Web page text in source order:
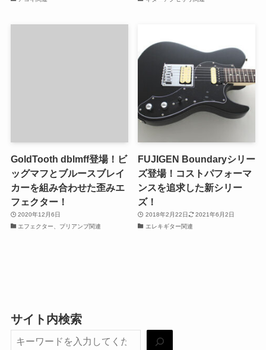
GoldTooth dblmff登場！ビ
ッグマフとブルースブレイ
カーを組み合わせた歪みエ
フェクター！
2020年12月6日
エフェクター、プリアンプ関連
FUJIGEN Boundaryシリー
ズ登場！コストパフォーマ
ンスを追求した新シリー
ズ！
2018年2月22日
2021年6月2日
エレキギター関連
サイト内検索